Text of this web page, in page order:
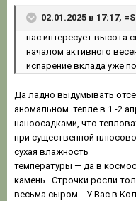
02.01.2025 в 17:17,
нас интересует высота
началом активного
испарение вклада уже
Да ладно выдумывать
аномальном тепле в 1 -2
наноосадками, что
при существенной
сухая влажность
температуры — да в
камень…Строчки росли
весьма сыром….У Вас в